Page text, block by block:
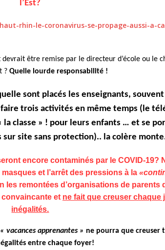
l’Est?
rhin-le-coronavirus-se-propage-aussi-a-
être remise par le directeur d’école ou le
?Quelle lourde responsabilité !
sont placés les enseignants,
faire trois activités en même temps (le
la classe » ! pour leurs enfants … et se
site sans protection).. la colère
encore contaminés par le COVID-19?
et l’arrêt des pressions à la
les remontées d’organisations de parents
convaincante et ne fait que creuser chaque
inégalités.
« vacances apprenantes » ne pourra que creuser
entre chaque foyer!